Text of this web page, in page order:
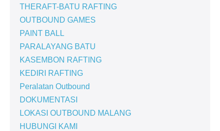
THERAFT-BATU RAFTING
OUTBOUND GAMES
PAINT BALL
PARALAYANG BATU
KASEMBON RAFTING
KEDIRI RAFTING
Peralatan Outbound
DOKUMENTASI
LOKASI OUTBOUND MALANG
HUBUNGI KAMI